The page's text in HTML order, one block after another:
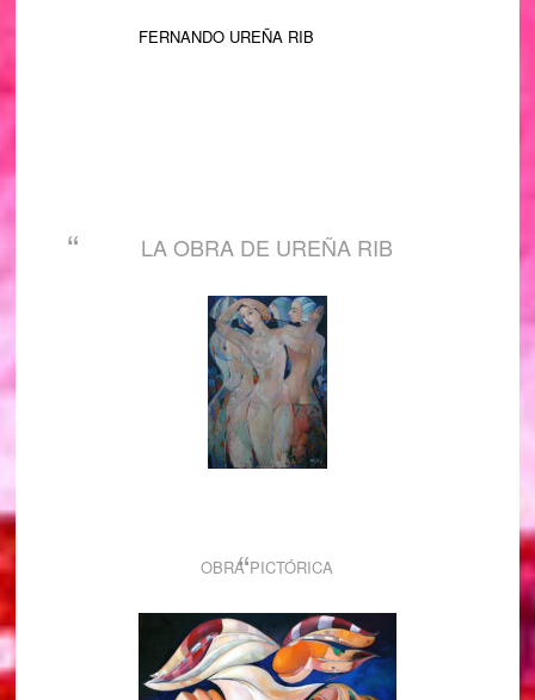
FERNANDO UREÑARIB
LA OBRA DE UREÑA RIB
OBRA PICTÓRICA